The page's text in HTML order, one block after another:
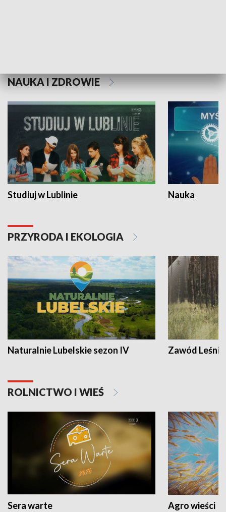
NAUKA I ZDROWIE
Studiuj w Lublinie Nauka
PRZYRODA I EKOLOGIA
Naturalnie Lubelskie sezon IV Zawód Leśnik
ROLNICTWO I WIEŚ
Sera warte Agro wieści